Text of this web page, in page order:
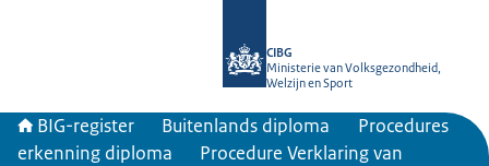
CIBG
Ministerie van Volksgezondheid,
Welzijn en Sport
BIG-register Buitenlands diploma
Procedures
erkenning diploma
Procedure Verklaring van